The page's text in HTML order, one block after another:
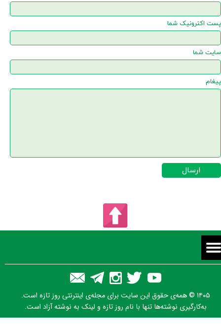
پست اکترونیک شما
سایت شما
پیغام
ارسال
۱۴۰۵ © همه‌ی حقوق این سایت برای مجله‌ی اینترنتی روز تازه است.
به‌کارگیری نوشته‌ها تنها با نام روز تازه و لینک به نوشته آزاد است.